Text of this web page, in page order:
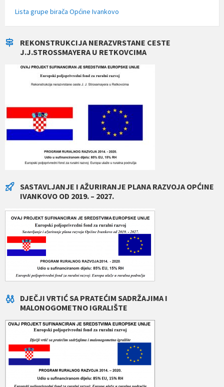
Lista grupe birača Općine Ivankovo
REKONSTRUKCIJA NERAZVRSTANE CESTE
J.J.STROSSMAYERA U RETKOVCIMA
SASTAVLJANJE I AŽURIRANJE PLANA RAZVOJA OPĆINE
IVANKOVO OD 2019. – 2027.
DJEČJI VRTIĆ SA PRATEĆIM SADRŽAJIMA I
MALONOGOMETNO IGRALIŠTE